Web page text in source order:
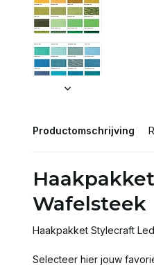
Productomschrijving
Wafelsteek
Haakpakket Stylecraft
Selecteer hier jouw